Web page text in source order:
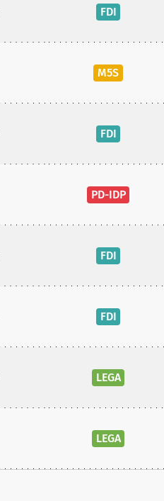
FDI
M5S
FDI
PD-IDP
FDI
FDI
LEGA
LEGA